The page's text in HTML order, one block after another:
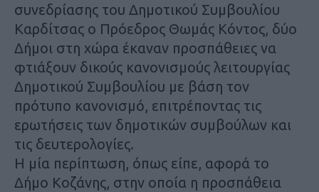
συνεδρίασης του Δημοτικού Συμβουλίου
Καρδίτσας ο Πρόεδρος Θωμάς Κόντος, δύο
Δήμοι στη χώρα έκαναν προσπάθειες να
φτιάξουν δικούς κανονισμούς λειτουργίας
Δημοτικού Συμβουλίου με βάση τον
πρότυπο κανονισμό, επιτρέποντας τις
ερωτήσεις των δημοτικών συμβούλων και
τις δευτερολογίες.
Η μία περίπτωση, όπως είπε, αφορά το
Δήμο Κοζάνης, στην οποία η προσπάθεια